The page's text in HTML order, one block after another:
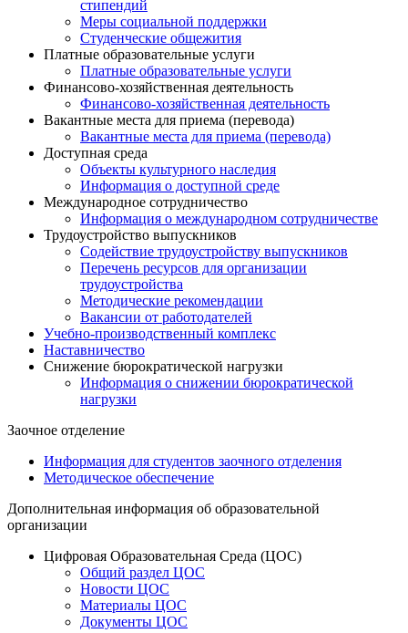
стипендий
Меры социальной поддержки
Студенческие общежития
Платные образовательные услуги
Платные образовательные услуги
Финансово-хозяйственная деятельность
Финансово-хозяйственная деятельность
Вакантные места для приема (перевода)
Вакантные места для приема (перевода)
Доступная среда
Объекты культурного наследия
Информация о доступной среде
Международное сотрудничество
Информация о международном сотрудничестве
Трудоустройство выпускников
Содействие трудоустройству выпускников
Перечень ресурсов для организации
трудоустройства
Методические рекомендации
Вакансии от работодателей
Учебно-производственный комплекс
Наставничество
Снижение бюрократической нагрузки
Информация о снижении бюрократической
нагрузки
Заочное отделение
Информация для студентов заочного отделения
Методическое обеспечение
Дополнительная информация об образовательной
организации
Цифровая Образовательная Среда (ЦОС)
Общий раздел ЦОС
Новости ЦОС
Материалы ЦОС
Документы ЦОС